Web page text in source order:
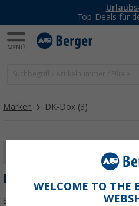
Top-Deals für
Marken DK-Dox (3)
FILTER
DK-DOX
Sortieren:
WELCOME TO THE